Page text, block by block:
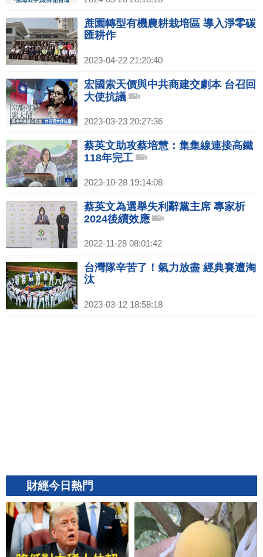
蔗園轉型有機農耕栽培區 導入淨零碳
匯耕作
2023-04-22 21:20:40
宏國索天價與中共商建交劇本 台召回
大使抗議
2023-03-23 20:27:36
蔡英文助攻蔡培慧：集集線連接高鐵
118年完工
2023-10-28 19:14:08
蔡英文為選舉失利辭黨主席 專家析
2024後續效應
2022-11-28 08:01:42
台灣隊辛苦了！氣力放盡 經典賽遭淘
汰
2023-03-12 18:58:18
財經今日熱門